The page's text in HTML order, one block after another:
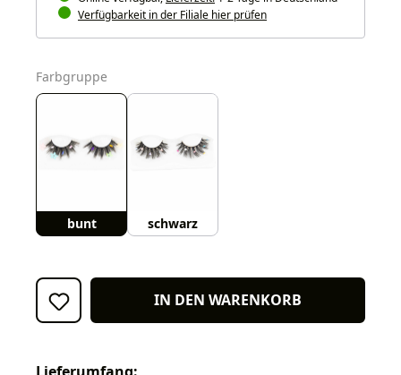
Verfügbarkeit in der Filiale hier prüfen
Farbgruppe
bunt schwarz
IN DEN WARENKORB